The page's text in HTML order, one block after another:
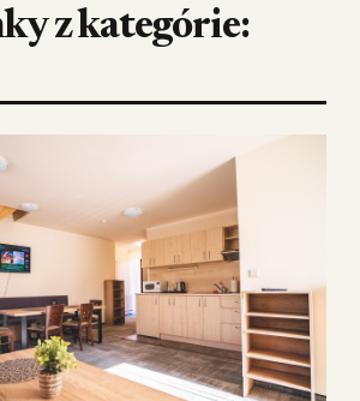
z kategórie: